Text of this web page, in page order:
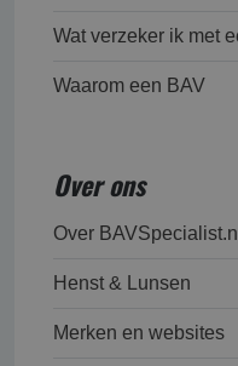
Wat verzeker ik met
Waarom een BAV
Over ons
Over BAVSpecialist.nl
Henst & Lunsen
Merken en websites